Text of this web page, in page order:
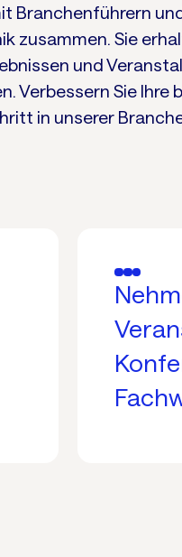
Branchenführern
zusammen. Sie
und
Verbessern Sie Ihre
in unserer